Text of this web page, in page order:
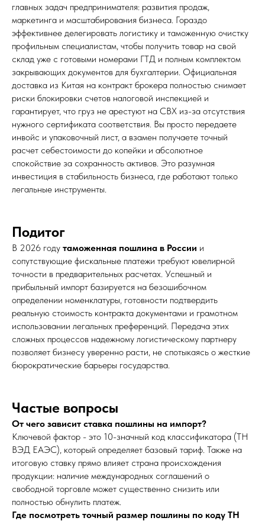
главных задач предпринимателя: развития продаж,
маркетинга и масштабирования бизнеса. Гораздо
эффективнее делегировать логистику и таможенную очистку
профильным специалистам, чтобы получить товар на свой
склад уже с готовыми номерами ГТД и полным комплектом
закрывающих документов для бухгалтерии. Официальная
доставка из Китая на контракт брокера полностью снимает
риски блокировки счетов налоговой инспекцией и
гарантирует, что груз не арестуют на СВХ из-за отсутствия
нужного сертификата соответствия. Вы просто передаете
инвойс и упаковочный лист, а взамен получаете точный
расчет себестоимости до копейки и абсолютное
спокойствие за сохранность активов. Это разумная
инвестиция в стабильность бизнеса, где работают только
легальные инструменты.
Подитог
В 2026 году таможенная пошлина в России и
сопутствующие фискальные платежи требуют ювелирной
точности в предварительных расчетах. Успешный и
прибыльный импорт базируется на безошибочном
определении номенклатуры, готовности подтвердить
реальную стоимость контракта документами и грамотном
использовании легальных преференций. Передача этих
сложных процессов надежному логистическому партнеру
позволяет бизнесу уверенно расти, не спотыкаясь о жесткие
бюрократические барьеры государства.
Частые вопросы
От чего зависит ставка пошлины на импорт?
Ключевой фактор - это 10-значный код классификатора (ТН
ВЭД ЕАЭС), который определяет базовый тариф. Также на
итоговую ставку прямо влияет страна происхождения
продукции: наличие международных соглашений о
свободной торговле может существенно снизить или
полностью обнулить платеж.
Где посмотреть точный размер пошлины по коду ТН